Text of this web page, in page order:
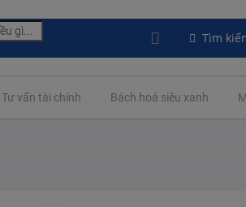
Tìm
Tư vấn tài chính Bách hoá siêu xanh